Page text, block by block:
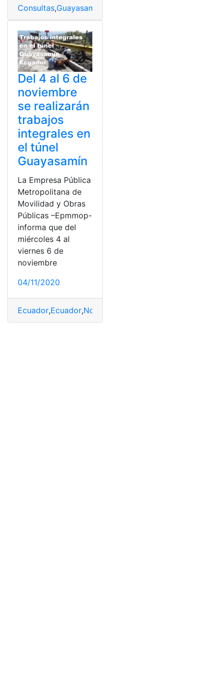
Consultas,Guayasamín
Del 4 al 6 de
noviembre
se realizarán
trabajos
integrales en
el túnel
Guayasamín
La Empresa Pública
Metropolitana de
Movilidad y Obras
Públicas –Epmmop-
informa que del
miércoles 4 al
viernes 6 de
noviembre
04/11/2020
Ecuador,Ecuador,Noticias